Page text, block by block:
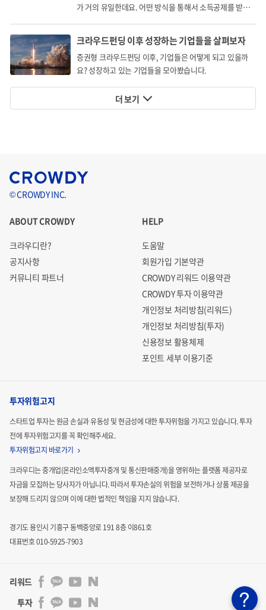
다양한 종류의 치매
굉장히 크게 높일 수 있다는 점입니다.
하지만 우리는 비용, 번거로움, 두려움이라는 현실적인 문제
에 부딪혀 주기적인 뇌 검사의 어려움을 겪습니다. MRI 촬영
비용이 부담이 될 뿐만 아니라 한 번 촬영하고 결과를 기다리
기 까지 너무 오랜시간이 소요됩니다. 더욱이 내 머리를 엄청
난 소음이 나는 기계 속에서 수십분을 버텨야 한다는 건 나이
가 많은 노인일수록 쉽게 시도하기가 어렵습니다.
가 거의 유일한데요. 어떤 방식을 통해서 소득공제를 받게
크라우드펀딩 이후 성장하는 기업들을 살펴보자
증권형 크라우드펀딩 이후, 기업들은 어떻게 되고 있을까
요? 성장하고 있는 기업들을 모아봤습니다.
더 보기
© CROWDY INC.
ABOUT CROWDY
크라우디란?
공지사항
커뮤니티 파트너
HELP
도움말
회원가입 기본약관
CROWDY 리워드 이용약관
CROWDY 투자 이용약관
개인정보 처리방침(리워드)
개인정보 처리방침(투자)
신용정보 활용체제
포인트 세부 이용기준
투자위험고지
스타트업 투자는 원금 손실과 유동성 및 현금성에 대한 투자위험을 가지고 있습니다.투자
전에 투자위험고지를 꼭 확인해주세요.
투자위험고지 바로가기
크라우디는 중개업(온라인소액투자중개 및 통신판매중개)을 영위하는 플랫폼 제공자로
자금을 모집하는당사자가 아닙니다. 따라서 투자손실의 위험을 보전하거나 상품 제공을
보장해 드리지 않으며 이에 대한 법적인 책임을 지지 않습니다.
경기도 용인시 기흥구 동백중앙로 191 8층 이861호
대표번호 010-5925-7903
리워드
투자